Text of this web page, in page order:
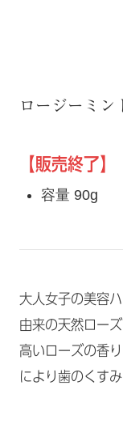
ロージーミン
【販売終了】
容量 90g
大人女子の美容
由来の天然ロー
高いローズの香
により歯のくす